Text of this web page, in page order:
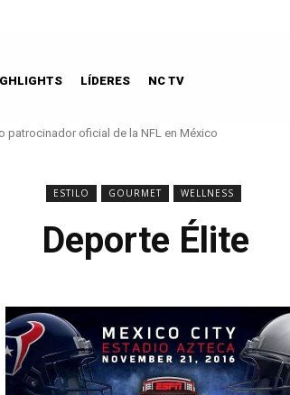
LÍDERES NC TV
patrocinador oficial de la NFL en México
ESTILO GOURMET WELLNESS
Deporte Élite